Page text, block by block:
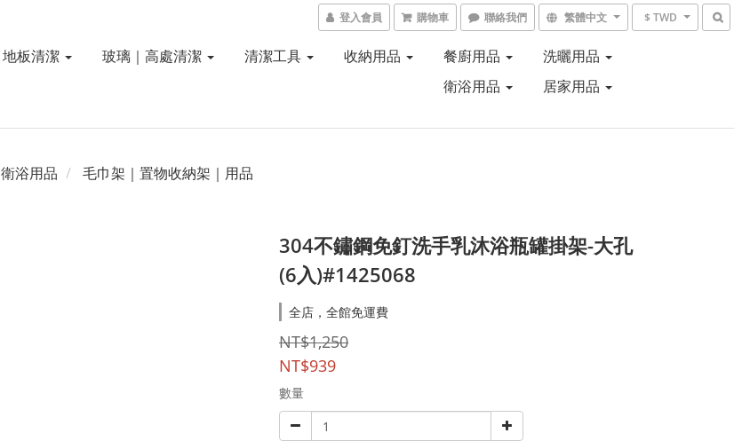
登入會員 購物車 聯絡我們 繁體中文 $ TWD
地板清潔 玻璃｜高處清潔 清潔工具 收納用品 餐廚用品
洗曬用品
衛浴用品
居家用品
衛浴用品 毛巾架｜置物收納架｜用品
304不鏽鋼免釘洗手乳沐浴瓶罐掛架-大孔
(6入)#1425068
全店，全館免運費
NT$1,250
NT$939
數量